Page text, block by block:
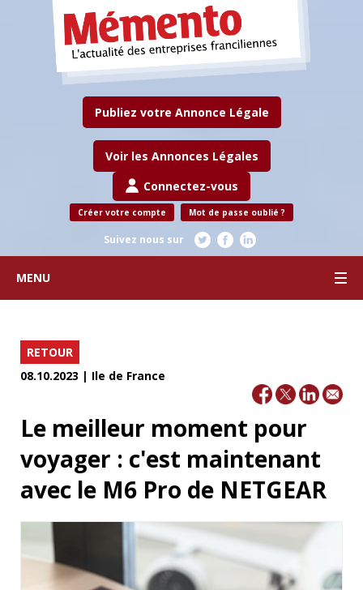
Publiez votre Annonce Légale
Voir les Annonces Légales
Connectez-vous
Créer votre compte Mot de passe oublié ?
Suivez nous sur
MENU
RETOUR
08.10.2023 | Ile de France
Le meilleur moment pour
voyager : c'est maintenant
avec le M6 Pro de NETGEAR